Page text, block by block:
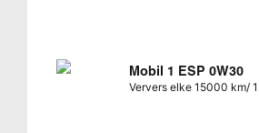
Mobil 1 ESP 0W30
Ververs elke 15000 km/